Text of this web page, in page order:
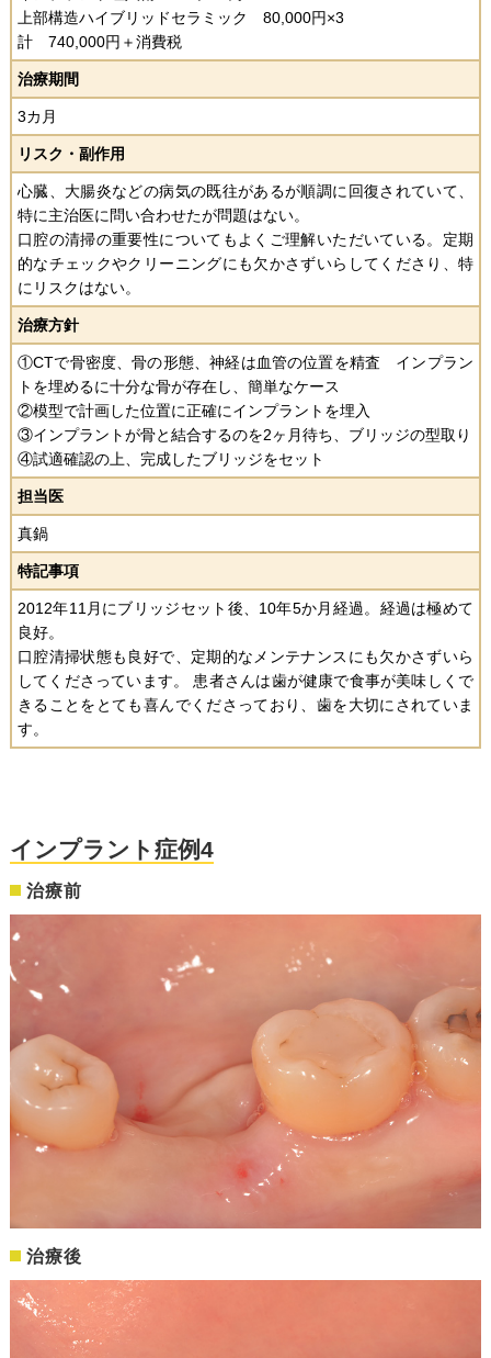
上部構造ハイブリッドセラミック 80,000円×3
計 740,000円＋消費税
治療期間
3カ月
リスク・副作用
心臓、大腸炎などの病気の既往があるが順調に回復されていて、
特に主治医に問い合わせたが問題はない。
口腔の清掃の重要性についてもよくご理解いただいている。定期
的なチェックやクリーニングにも欠かさずいらしてくださり、特
にリスクはない。
治療方針
①CTで骨密度、骨の形態、神経は血管の位置を精査 インプラン
トを埋めるに十分な骨が存在し、簡単なケース
②模型で計画した位置に正確にインプラントを埋入
③インプラントが骨と結合するのを2ヶ月待ち、ブリッジの型取り
④試適確認の上、完成したブリッジをセット
担当医
真鍋
特記事項
2012年11月にブリッジセット後、10年5か月経過。経過は極めて
良好。
口腔清掃状態も良好で、定期的なメンテナンスにも欠かさずいら
してくださっています。 患者さんは歯が健康で食事が美味しくで
きることをとても喜んでくださっており、歯を大切にされていま
す。
インプラント症例4
治療前
治療後